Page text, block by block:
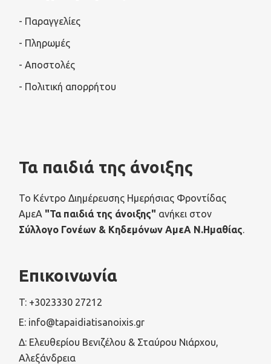
- Παραγγελίες
- Πληρωμές
- Αποστολές
- Πολιτική απορρήτου
Τα παιδιά της άνοιξης
Το Κέντρο Διημέρευσης Ημερήσιας Φροντίδας
ΑμεΑ "Τα παιδιά της άνοιξης" ανήκει στον
Σύλλογο Γονέων & Κηδεμόνων ΑμεΑ Ν.Ημαθίας.
Επικοινωνία
T: +3023330 27212
E: info@tapaidiatisanoixis.gr
Δ: Ελευθερίου Βενιζέλου & Σταύρου Νιάρχου,
Αλεξάνδρεια